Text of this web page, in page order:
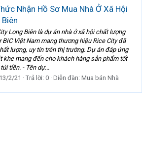
Nhận Hồ Sơ Mua Nhà Ở Xã Hội
Long Biên là dự án nhà ở xã hội chất lượng
Việt Nam mang thương hiệu Rice City đã
lượng, uy tín trên thị trường. Dự án đáp ứng
khe mang đến cho khách hàng sản phẩm tốt
tiền. - Tên dự...
13/2/21 Trả lời: 0 Diễn đàn: Mua bán Nhà